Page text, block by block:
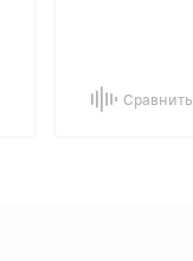
Сравнить